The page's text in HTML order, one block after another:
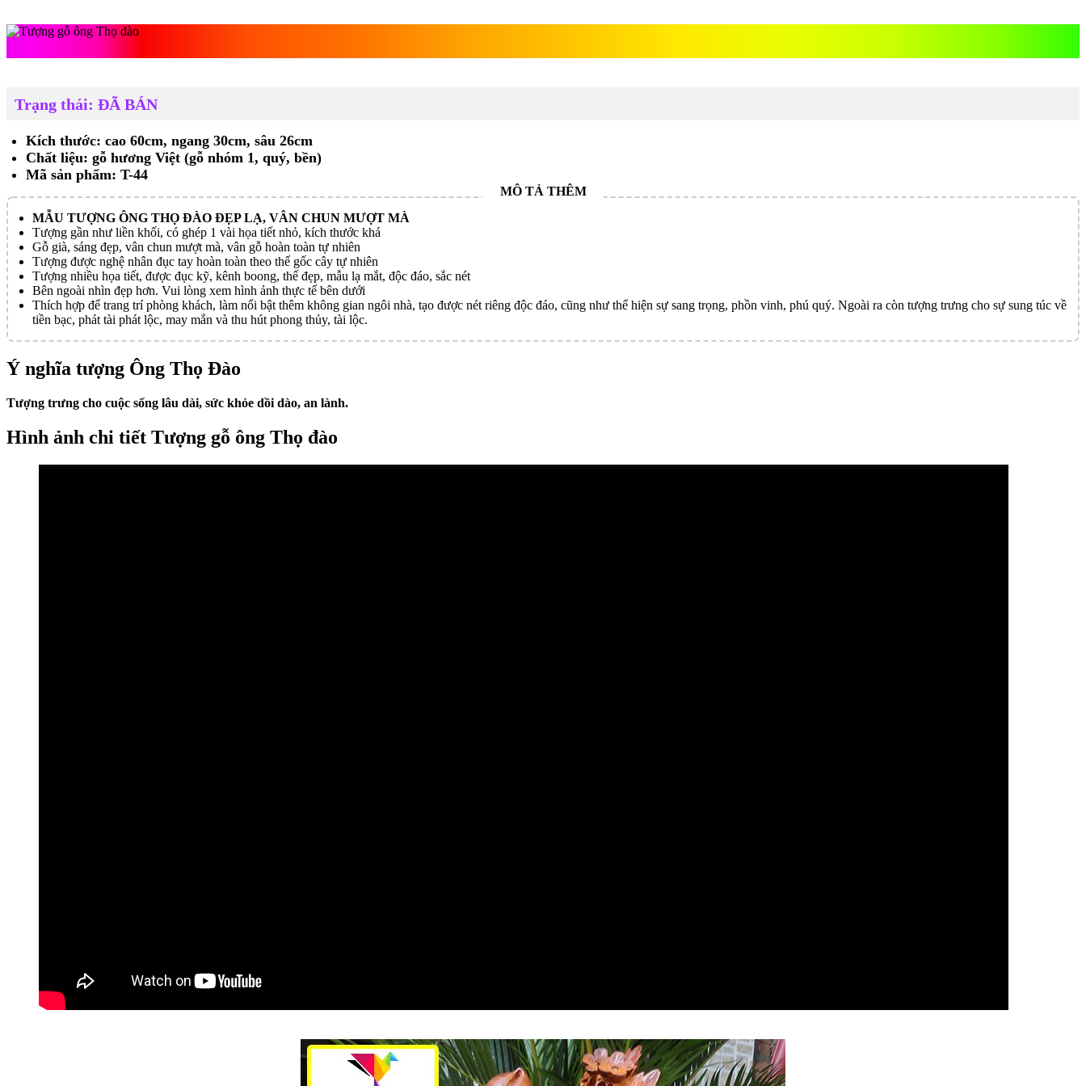
Trạng thái: ĐÃ BÁN
Kích thước: cao 60cm, ngang 30cm, sâu 26cm
Chất liệu: gỗ hương Việt (gỗ nhóm 1, quý, bền)
Mã sản phẩm: T-44
MẪU TƯỢNG ÔNG THỌ ĐÀO ĐẸP LẠ, VÂN CHUN MƯỢT MÀ
Tượng gần như liền khối, có ghép 1 vài họa tiết nhỏ, kích thước khá
Gỗ già, sáng đẹp, vân chun mượt mà, vân gỗ hoàn toàn tự nhiên
Tượng được nghệ nhân đục tay hoàn toàn theo thế gốc cây tự nhiên
Tượng nhiều họa tiết, được đục kỹ, kênh boong, thế đẹp, mẫu lạ mắt, độc đáo, sắc nét
Bên ngoài nhìn đẹp hơn. Vui lòng xem hình ảnh thực tế bên dưới
Thích hợp để trang trí phòng khách, làm nổi bật thêm không gian ngôi nhà, tạo được nét riêng độc đáo, cũng như thể hiện sự sang trọng, phồn vinh, phú quý. Ngoài ra còn tượng trưng cho sự sung túc về
tiền bạc, phát tài phát lộc, may mắn và thu hút phong thủy, tài lộc.
Ý nghĩa tượng Ông Thọ Đào
Tượng trưng cho cuộc sống lâu dài, sức khỏe dồi dào, an lành.
Hình ảnh chi tiết Tượng gỗ ông Thọ đào